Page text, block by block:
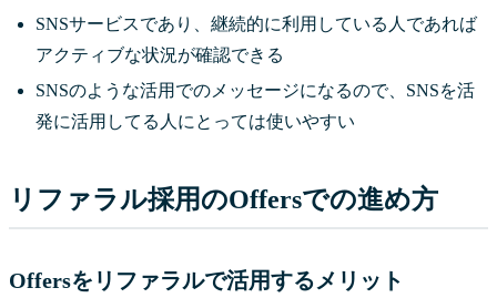
SNSサービスであり、継続的に利用している人であれば
アクティブな状況が確認できる
SNSのような活用でのメッセージになるので、SNSを活
発に活用してる人にとっては使いやすい
リファラル採用のOffersでの進め方
Offersをリファラルで活用するメリット